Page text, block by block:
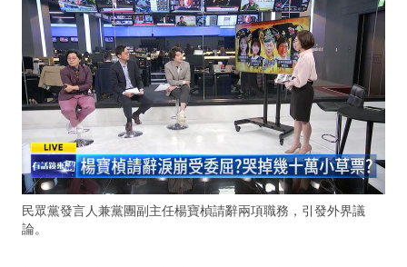
民眾黨發言人兼黨團副主任楊寶楨請辭兩項職務，引發外界議
論。